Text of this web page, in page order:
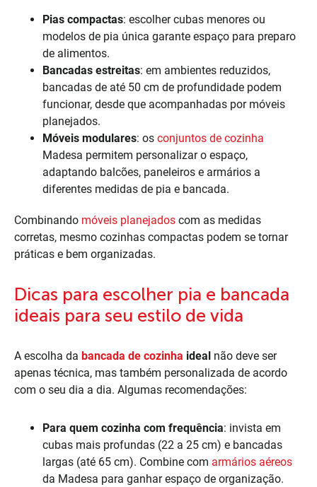
Pias compactas: escolher cubas menores ou
modelos de pia única garante espaço para preparo
de alimentos.
Bancadas estreitas: em ambientes reduzidos,
bancadas de até 50 cm de profundidade podem
funcionar, desde que acompanhadas por móveis
planejados.
Móveis modulares: os conjuntos de cozinha
Madesa permitem personalizar o espaço,
adaptando balcões, paneleiros e armários a
diferentes medidas de pia e bancada.
Combinando móveis planejados com as medidas
corretas, mesmo cozinhas compactas podem se tornar
práticas e bem organizadas.
Dicas para escolher pia e bancada
ideais para seu estilo de vida
A escolha da bancada de cozinha ideal não deve ser
apenas técnica, mas também personalizada de acordo
com o seu dia a dia. Algumas recomendações:
Para quem cozinha com frequência: invista em
cubas mais profundas (22 a 25 cm) e bancadas
largas (até 65 cm). Combine com armários aéreos
da Madesa para ganhar espaço de organização.